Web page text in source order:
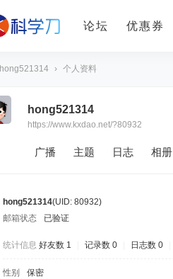
论坛 优惠券
hong521314 › 个人资料
hong521314
https://www.kxdao.net/?80932
广播 主题 日志 相册
hong521314(UID: 80932)
邮箱状态
已验证
统计信息 好友数 1 记录数 0 日志数 0
性别 保密